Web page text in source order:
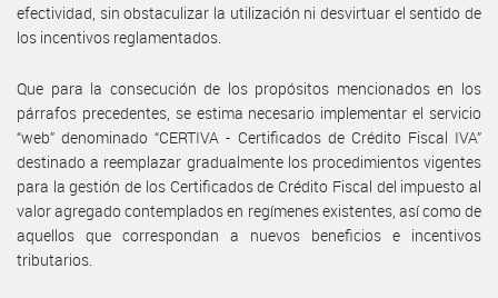
efectividad, sin obstaculizar la utilización ni desvirtuar el sentido de
los incentivos reglamentados.
Que para la consecución de los propósitos mencionados en los
párrafos precedentes, se estima necesario implementar el servicio
“web” denominado “CERTIVA - Certificados de Crédito Fiscal IVA”
destinado a reemplazar gradualmente los procedimientos vigentes
para la gestión de los Certificados de Crédito Fiscal del impuesto al
valor agregado contemplados en regímenes existentes, así como de
aquellos que correspondan a nuevos beneficios e incentivos
tributarios.